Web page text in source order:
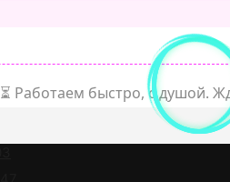
⏳ Работаем быстро, с душой.